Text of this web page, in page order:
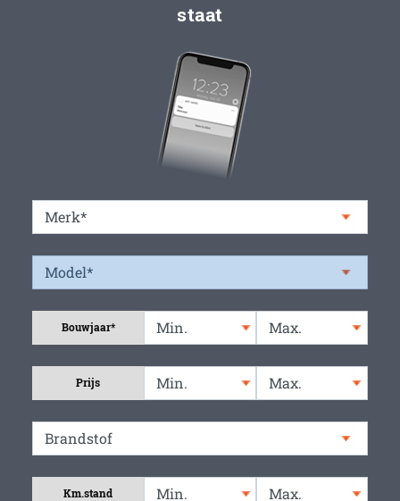
staat
Bouwjaar*
Prijs
Km.stand